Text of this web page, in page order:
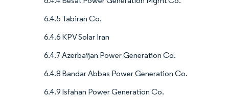
6.4.5 Tabiran Co.
6.4.6 KPV Solar Iran
6.4.7 Azerbaijan Power Generation Co.
6.4.8 Bandar Abbas Power Generation Co.
6.4.9 Isfahan Power Generation Co.